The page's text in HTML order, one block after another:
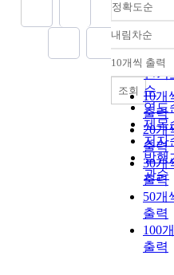
정확도순
정확
순
인기
순
연도
제목
저자
발행
관순
내림차순
내림
10개씩 출력
10개
출력
20개
출력
30개
출력
50개
출력
100
출력
조회